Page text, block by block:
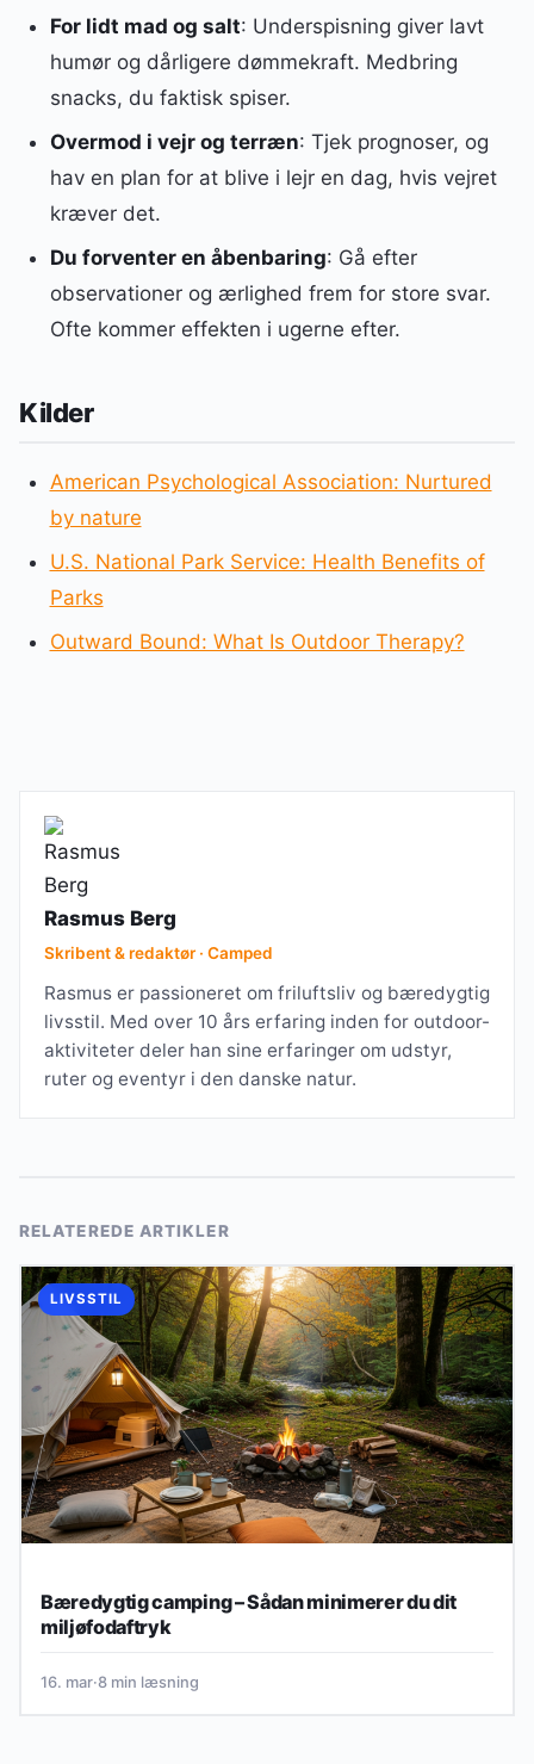
For lidt mad og salt: Underspisning giver lavt
humør og dårligere dømmekraft. Medbring
snacks, du faktisk spiser.
Overmod i vejr og terræn: Tjek prognoser, og
hav en plan for at blive i lejr en dag, hvis vejret
kræver det.
Du forventer en åbenbaring: Gå efter
observationer og ærlighed frem for store svar.
Ofte kommer effekten i ugerne efter.
Kilder
American Psychological Association: Nurtured
by nature
U.S. National Park Service: Health Benefits of
Parks
Outward Bound: What Is Outdoor Therapy?
Rasmus Berg
Skribent & redaktør · Camped
Rasmus er passioneret om friluftsliv og bæredygtig
livsstil. Med over 10 års erfaring inden for outdoor-
aktiviteter deler han sine erfaringer om udstyr,
ruter og eventyr i den danske natur.
RELATEREDE ARTIKLER
LIVSSTIL
Bæredygtig camping – Sådan minimerer du dit
miljøfodaftryk
16. mar·8 min læsning